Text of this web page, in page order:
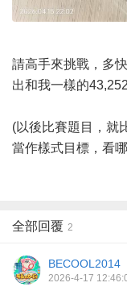
請高手來挑戰，多
出和我一樣的
(以後比賽題目，就
當作樣式目標，看
全部回覆 2
BECOOL2014
2026-4-17